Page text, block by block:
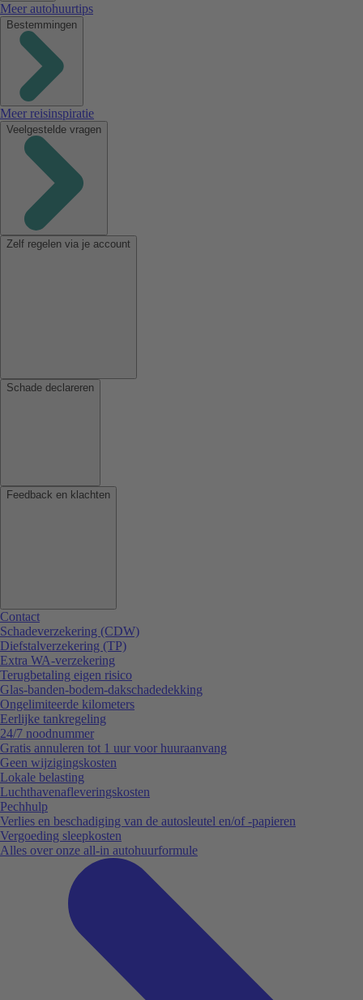
Meer autohuurtips
Bestemmingen
Meer reisinspiratie
Veelgestelde vragen
Zelf regelen via je account
Schade declareren
Feedback en klachten
Contact
Schadeverzekering (CDW)
Diefstalverzekering (TP)
Extra WA-verzekering
Terugbetaling eigen risico
Glas-banden-bodem-dakschadedekking
Ongelimiteerde kilometers
Eerlijke tankregeling
24/7 noodnummer
Gratis annuleren tot 1 uur voor huuraanvang
Geen wijzigingskosten
Lokale belasting
Luchthavenafleveringskosten
Pechhulp
Verlies en beschadiging van de autosleutel en/of -papieren
Vergoeding sleepkosten
Alles over onze all-in autohuurformule